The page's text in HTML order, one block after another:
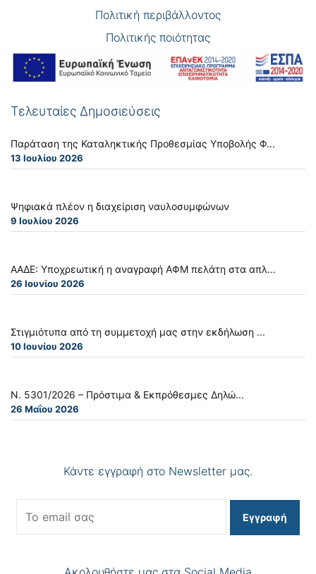
Πολιτική περιβάλλοντος
Πολιτικής ποιότητας
Τελευταίες Δημοσιεύσεις
Παράταση της Καταληκτικής Προθεσμίας Υποβολής Φ...
13 Ιουλίου 2026
Ψηφιακά πλέον η διαχείριση ναυλοσυμφώνων
9 Ιουλίου 2026
ΑΑΔΕ: Υποχρεωτική η αναγραφή ΑΦΜ πελάτη στα απλ...
26 Ιουνίου 2026
Στιγμιότυπα από τη συμμετοχή μας στην εκδήλωση ...
10 Ιουνίου 2026
Ν. 5301/2026 – Πρόστιμα & Εκπρόθεσμες Δηλώ...
26 Μαΐου 2026
Κάντε εγγραφή στο Newsletter μας.
Εγγραφή